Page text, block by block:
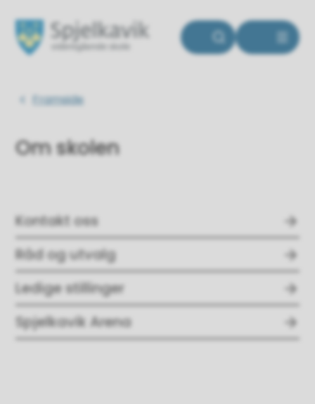
Spjelkavik videregående skole
Du er her:
Framside
Om skolen
Kontakt oss
Råd og utvalg
Ledige stillinger
Spjelkavik Arena